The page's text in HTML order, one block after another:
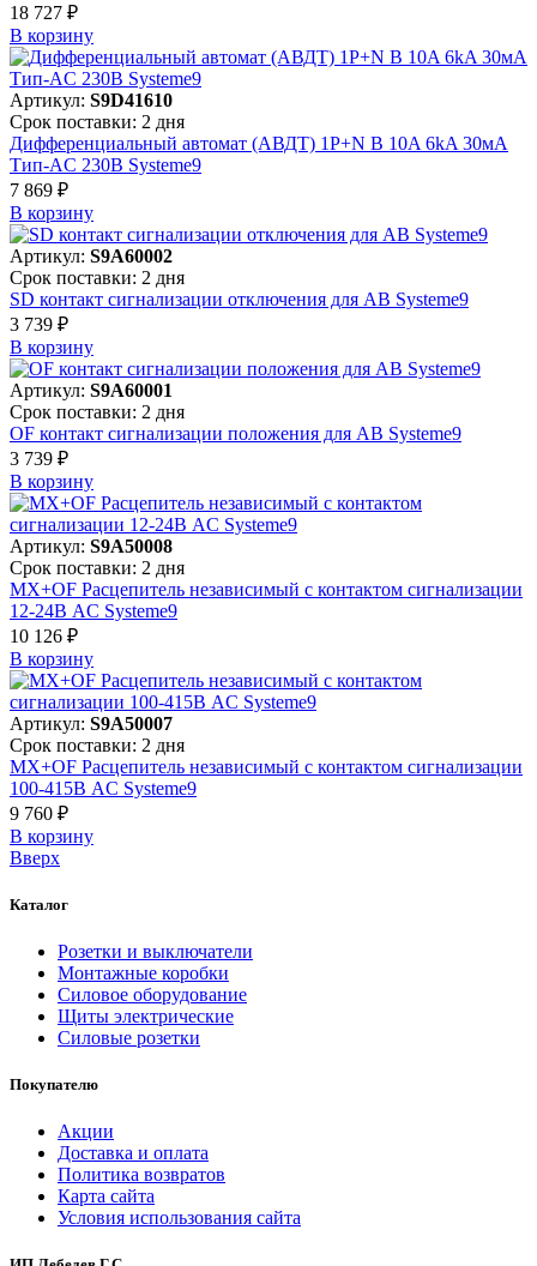
18 727 ₽
В корзинy
Артикул: S9D41610
Срок поставки: 2 дня
Дифференциальный автомат (АВДТ) 1P+N B 10A 6kA 30мА
Тип-AC 230В Systeme9
7 869 ₽
В корзинy
Артикул: S9A60002
Срок поставки: 2 дня
SD контакт сигнализации отключения для АВ Systeme9
3 739 ₽
В корзинy
Артикул: S9A60001
Срок поставки: 2 дня
OF контакт сигнализации положения для АВ Systeme9
3 739 ₽
В корзинy
Артикул: S9A50008
Срок поставки: 2 дня
MX+OF Расцепитель независимый с контактом сигнализации
12-24В AC Systeme9
10 126 ₽
В корзинy
Артикул: S9A50007
Срок поставки: 2 дня
MX+OF Расцепитель независимый с контактом сигнализации
100-415В AC Systeme9
9 760 ₽
В корзинy
Вверх
Каталог
Розетки и выключатели
Монтажные коробки
Силовое оборудование
Щиты электрические
Силовые розетки
Покупателю
Акции
Доставка и оплата
Политика возвратов
Карта сайта
Условия использования сайта